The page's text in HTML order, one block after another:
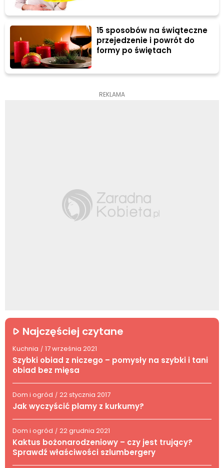
15 sposobów na świąteczne
przejedzenie i powrót do
formy po świętach
REKLAMA
Najczęściej czytane
Kuchnia / 17 września 2021
Szybki obiad z niczego – pomysły na szybki i tani
obiad bez mięsa
Dom i ogród / 22 stycznia 2017
Jak wyczyścić plamy z kurkumy?
Dom i ogród / 22 grudnia 2021
Kaktus bożonarodzeniowy – czy jest trujący?
Sprawdź właściwości szlumbergery